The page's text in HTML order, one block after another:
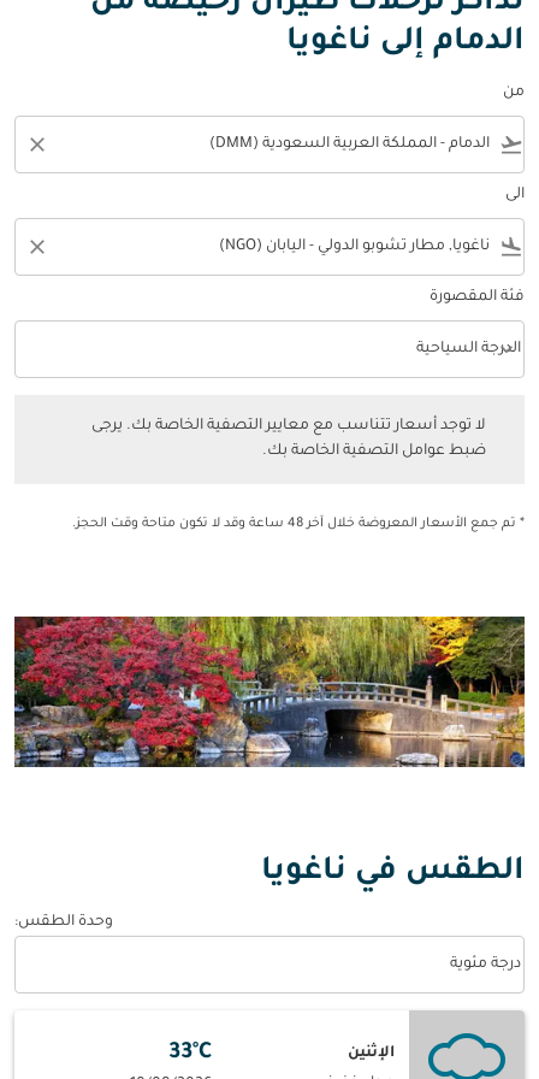
الدمام إلى ناغويا
من
flight_takeoff
close
الى
flight_land
close
فئة المقصورة
فئة المقصورة option الدرجة السياحية Selected
الدرجة السياحية
keyboard_arrow_down
لا توجد أسعار تتناسب مع معايير التصفية الخاصة بك. يرجى
ضبط عوامل التصفية الخاصة بك.
* تم جمع الأسعار المعروضة خلال آخر 48 ساعة وقد لا تكون متاحة وقت الحجز.
الطقس في ناغويا
وحدة الطقس:
درجة مئوية
الإثنين
33°C